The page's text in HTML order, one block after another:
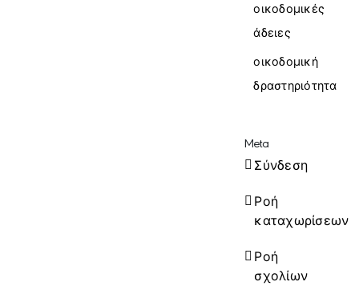
οικοδομικές
άδειες
οικοδομική
δραστηριότητα
Meta
Σύνδεση
Ροή
καταχωρίσεων
Ροή
σχολίων